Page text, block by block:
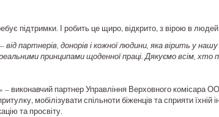
підтримки. І робить це щиро, відкрито, з вірою в
від партнерів, донорів і кожної людини, яка вірить у
принципами щоденної праці.Дякуємо всім, хто
виконавчий партнер Управління Верховного комісара
мобілізувати спільноти біженців та сприяти їхній
та просвіту.